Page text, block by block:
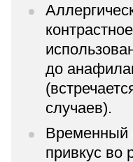
до
случаев).
Временный
привкус во